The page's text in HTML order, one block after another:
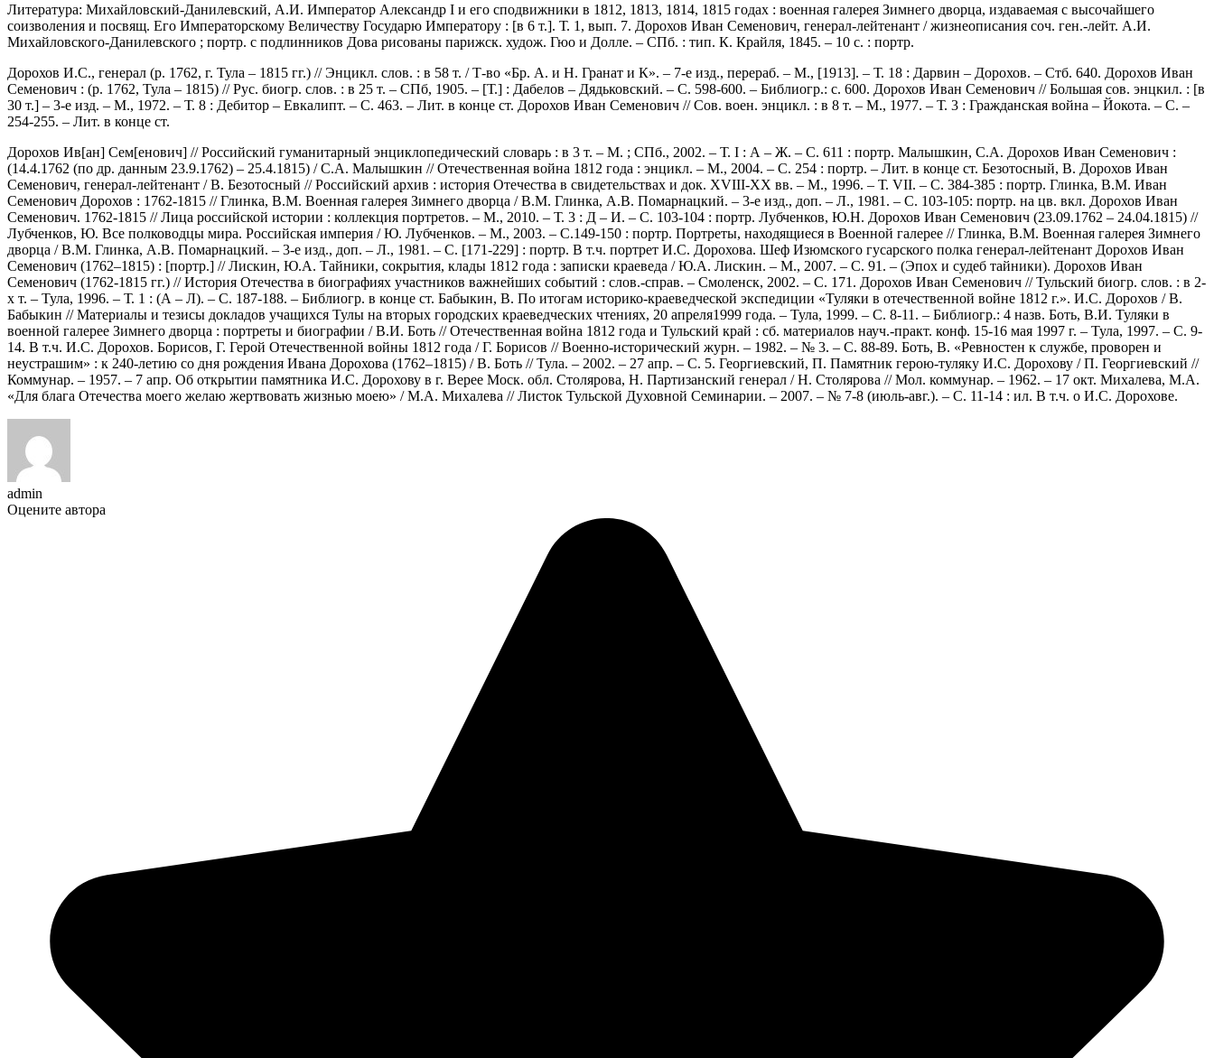
Литература: Михайловский-Данилевский, А.И. Император Александр I и его сподвижники в 1812, 1813, 1814, 1815 годах : военная галерея Зимнего дворца, издаваемая с высочайшего
соизволения и посвящ. Его Императорскому Величеству Государю Императору : [в 6 т.]. Т. 1, вып. 7. Дорохов Иван Семенович, генерал-лейтенант / жизнеописания соч. ген.-лейт. А.И.
Михайловского-Данилевского ; портр. с подлинников Дова рисованы парижск. худож. Гюо и Долле. – СПб. : тип. К. Крайля, 1845. – 10 с. : портр.
Дорохов И.С., генерал (р. 1762, г. Тула – 1815 гг.) // Энцикл. слов. : в 58 т. / Т-во «Бр. А. и Н. Гранат и К». – 7-е изд., перераб. – М., [1913]. – Т. 18 : Дарвин – Дорохов. – Стб. 640. Дорохов Иван
Семенович : (р. 1762, Тула – 1815) // Рус. биогр. слов. : в 25 т. – СПб, 1905. – [Т.] : Дабелов – Дядьковский. – С. 598-600. – Библиогр.: с. 600. Дорохов Иван Семенович // Большая сов. энцкил. : [в
30 т.] – 3-е изд. – М., 1972. – Т. 8 : Дебитор – Евкалипт. – С. 463. – Лит. в конце ст. Дорохов Иван Семенович // Сов. воен. энцикл. : в 8 т. – М., 1977. – Т. 3 : Гражданская война – Йокота. – С. –
254-255. – Лит. в конце ст.
Дорохов Ив[ан] Сем[енович] // Российский гуманитарный энциклопедический словарь : в 3 т. – М. ; СПб., 2002. – Т. I : А – Ж. – С. 611 : портр. Малышкин, С.А. Дорохов Иван Семенович :
(14.4.1762 (по др. данным 23.9.1762) – 25.4.1815) / С.А. Малышкин // Отечественная война 1812 года : энцикл. – М., 2004. – С. 254 : портр. – Лит. в конце ст. Безотосный, В. Дорохов Иван
Семенович, генерал-лейтенант / В. Безотосный // Российский архив : история Отечества в свидетельствах и док. XVIII-XX вв. – М., 1996. – Т. VII. – С. 384-385 : портр. Глинка, В.М. Иван
Семенович Дорохов : 1762-1815 // Глинка, В.М. Военная галерея Зимнего дворца / В.М. Глинка, А.В. Помарнацкий. – 3-е изд., доп. – Л., 1981. – С. 103-105: портр. на цв. вкл. Дорохов Иван
Семенович. 1762-1815 // Лица российской истории : коллекция портретов. – М., 2010. – Т. 3 : Д – И. – С. 103-104 : портр. Лубченков, Ю.Н. Дорохов Иван Семенович (23.09.1762 – 24.04.1815) //
Лубченков, Ю. Все полководцы мира. Российская империя / Ю. Лубченков. – М., 2003. – С.149-150 : портр. Портреты, находящиеся в Военной галерее // Глинка, В.М. Военная галерея Зимнего
дворца / В.М. Глинка, А.В. Помарнацкий. – 3-е изд., доп. – Л., 1981. – С. [171-229] : портр. В т.ч. портрет И.С. Дорохова. Шеф Изюмского гусарского полка генерал-лейтенант Дорохов Иван
Семенович (1762–1815) : [портр.] // Лискин, Ю.А. Тайники, сокрытия, клады 1812 года : записки краеведа / Ю.А. Лискин. – М., 2007. – С. 91. – (Эпох и судеб тайники). Дорохов Иван
Семенович (1762-1815 гг.) // История Отечества в биографиях участников важнейших событий : слов.-справ. – Смоленск, 2002. – С. 171. Дорохов Иван Семенович // Тульский биогр. слов. : в 2-
х т. – Тула, 1996. – Т. 1 : (А – Л). – С. 187-188. – Библиогр. в конце ст. Бабыкин, В. По итогам историко-краеведческой экспедиции «Туляки в отечественной войне 1812 г.». И.С. Дорохов / В.
Бабыкин // Материалы и тезисы докладов учащихся Тулы на вторых городских краеведческих чтениях, 20 апреля1999 года. – Тула, 1999. – С. 8-11. – Библиогр.: 4 назв. Боть, В.И. Туляки в
военной галерее Зимнего дворца : портреты и биографии / В.И. Боть // Отечественная война 1812 года и Тульский край : сб. материалов науч.-практ. конф. 15-16 мая 1997 г. – Тула, 1997. – С. 9-
14. В т.ч. И.С. Дорохов. Борисов, Г. Герой Отечественной войны 1812 года / Г. Борисов // Военно-исторический журн. – 1982. – № 3. – С. 88-89. Боть, В. «Ревностен к службе, проворен и
неустрашим» : к 240-летию со дня рождения Ивана Дорохова (1762–1815) / В. Боть // Тула. – 2002. – 27 апр. – С. 5. Георгиевский, П. Памятник герою-туляку И.С. Дорохову / П. Георгиевский //
Коммунар. – 1957. – 7 апр. Об открытии памятника И.С. Дорохову в г. Верее Моск. обл. Столярова, Н. Партизанский генерал / Н. Столярова // Мол. коммунар. – 1962. – 17 окт. Михалева, М.А.
«Для блага Отечества моего желаю жертвовать жизнью моею» / М.А. Михалева // Листок Тульской Духовной Семинарии. – 2007. – № 7-8 (июль-авг.). – С. 11-14 : ил. В т.ч. о И.С. Дорохове.
admin
Оцените автора